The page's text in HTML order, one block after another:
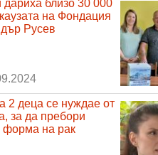
дариха близо 30 000
на Фондация
Русев
2 деца се нуждае от
за да пребори
форма на рак